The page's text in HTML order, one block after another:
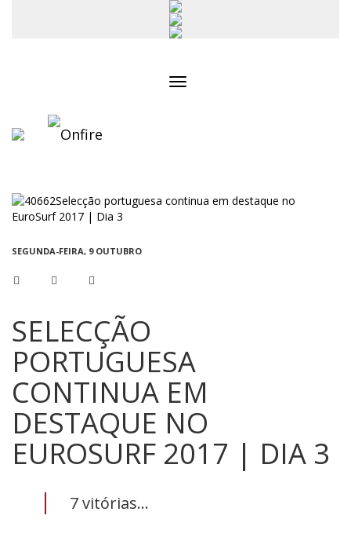
SEGUNDA-FEIRA, 9 OUTUBRO
SELECÇÃO
PORTUGUESA
CONTINUA EM
DESTAQUE NO
EUROSURF 2017 | DIA 3
7 vitórias...